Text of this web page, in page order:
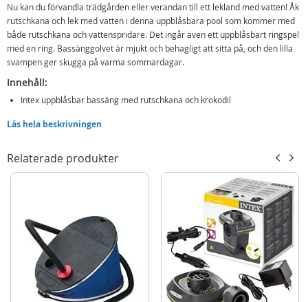
Nu kan du förvandla trädgården eller verandan till ett lekland med vatten! Åk
rutschkana och lek med vatten i denna uppblåsbara pool som kommer med
både rutschkana och vattenspridare. Det ingår även ett uppblåsbart ringspel
med en ring. Bassänggolvet är mjukt och behagligt att sitta på, och den lilla
svampen ger skugga på varma sommardagar.
Innehåll:
Intex uppblåsbar bassäng med rutschkana och krokodil
Mtt: 201 x 170 x 84 cm
Rek.ålder: från 2 år (alltid under tillsyn av en vuxen)
OBS! Du måste ansluta trädgårdsslangen för att krokodilen ska spruta vatten
information
57165NP
6941057417875
Varumärke Intex
Läs hela beskrivningen
Relaterade produkter